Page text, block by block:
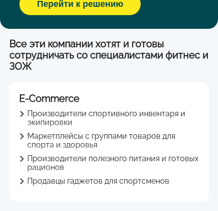
Перейти к решению
Все эти компании хотят и готовы
сотрудничать со специалистами фитнес и
ЗОЖ
E-Commerce
Производители спортивного инвентаря и
экипировки
Маркетплейсы с группами товаров для
спорта и здоровья
Производители полезного питания и готовых
рационов
Продавцы гаджетов для спортсменов